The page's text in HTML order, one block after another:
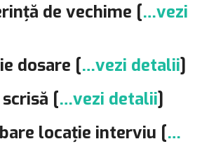
de vechime […vezi
dosare […vezi detalii]
[…vezi detalii]
locație interviu […